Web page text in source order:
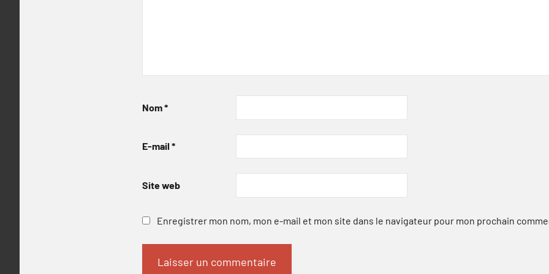
Nom*
E-mail *
Site web
Enregistrer mon nom, mon e-mail et mon site dans le navigateur pour mon prochain